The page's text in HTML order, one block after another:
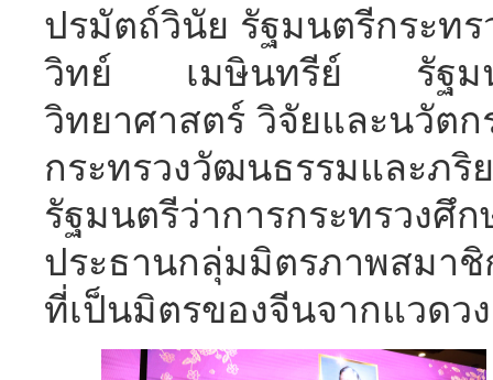
ปรมัตถ์วินัย รัฐมนตรีกระทร
วิทย์ เมษินทรีย์ รัฐมนต
วิทยาศาสตร์ วิจัยและนวัต
กระทรวงวัฒนธรรมแล
รัฐมนตรีว่าการกระทรวงศึ
ประธานกลุ่มมิตรภาพสมา
ที่เป็นมิตรของจีนจากแวดว